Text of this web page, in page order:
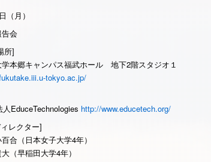
（月）
会
所]
本郷キャンパス福武ホール 地下2階スタジオ１
tokyo.ac.jp/
人EduceTechnologies http://www.educetech.org/
レクター]
合（日本女子大学4年）
（早稲田大学4年）